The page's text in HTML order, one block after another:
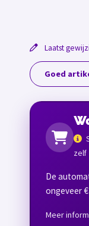
Laatst
Goed
zelf
De
ongeveer
Meer